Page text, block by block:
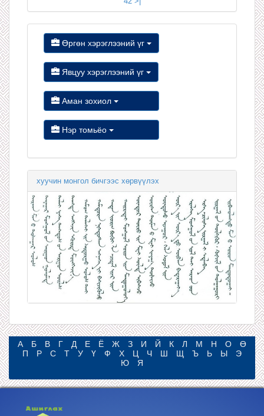
Өргөн хэрэглээний үг
Явцуу хэрэглээний үг
Аман зохиол
Нэр томьёо
хуучин монгол бичгээс хөрвүүлэх
А Б В Г Д Е Ё Ж З И Й К Л М Н О
Ө
П
Р С Т У Ү Ф Х Ц Ч Ш Щ Ъ Ь Ы
Э
Ю
Я